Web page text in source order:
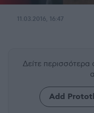
11.03.2016, 16:47
Δείτε
Add